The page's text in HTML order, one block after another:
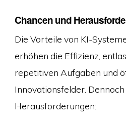
Chancen und
Die Vorteile von KI-
erhöhen die Effizienz,
repetitiven Aufgaben und
Innovationsfelder.
Herausforderungen: